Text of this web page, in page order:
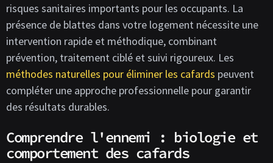
risques sanitaires importants pour les occupants. La
présence de blattes dans votre logement nécessite une
intervention rapide et méthodique, combinant
prévention, traitement ciblé et suivi rigoureux. Les
méthodes naturelles pour éliminer les cafards peuvent
compléter une approche professionnelle pour garantir
des résultats durables.
Comprendre l'ennemi : biologie et
comportement des cafards